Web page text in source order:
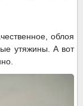
облоя
утяжины. А вот